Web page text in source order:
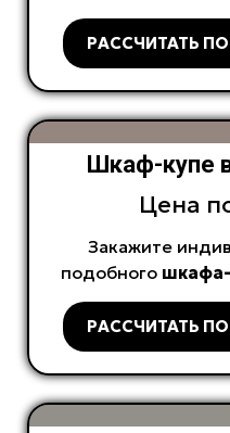
РАССЧИТАТЬ
Шкаф-купе
Цена
Закажите
подобного
РАССЧИТАТЬ